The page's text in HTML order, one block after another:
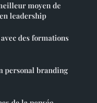
moyen de
leadership
des formations
personal branding